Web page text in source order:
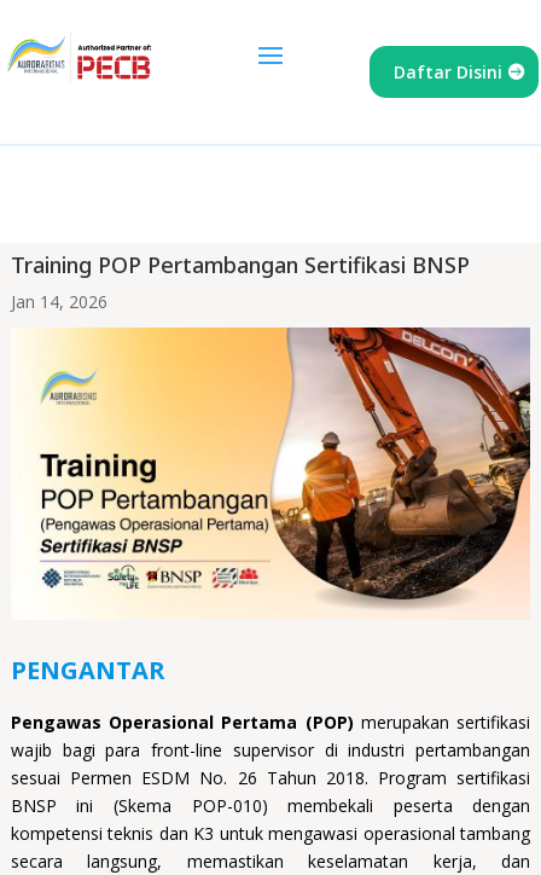
Daftar Disini
Training POP Pertambangan Sertifikasi BNSP
Jan 14, 2026
PENGANTAR
Pengawas Operasional Pertama (POP) merupakan sertifikasi
wajib bagi para front-line supervisor di industri pertambangan
sesuai Permen ESDM No. 26 Tahun 2018. Program sertifikasi
BNSP ini (Skema POP-010) membekali peserta dengan
kompetensi teknis dan K3 untuk mengawasi operasional tambang
secara langsung, memastikan keselamatan kerja, dan